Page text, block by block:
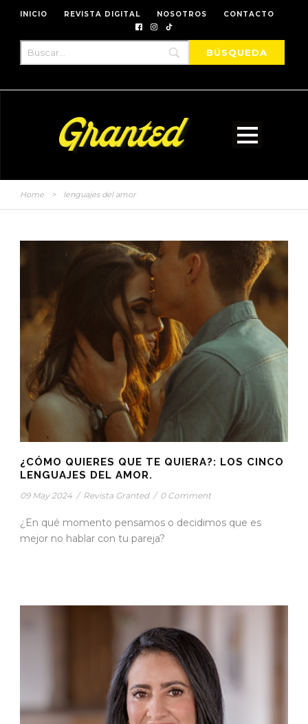
INICIO REVISTA DIGITAL NOSOTROS CONTACTO
Home > lenguajes del amor
¿CÓMO QUIERES QUE TE QUIERA?: LOS CINCO
LENGUAJES DEL AMOR.
09 May 2024 / Revista Granted / 0 Comment
¿En qué momento pensamos o decidimos que es
mejor no hablar con tu pareja?